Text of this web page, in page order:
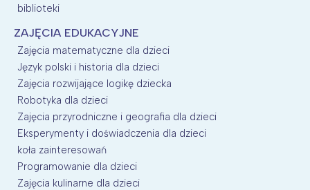
biblioteki
ZAJĘCIA EDUKACYJNE
Zajęcia matematyczne dla dzieci
Język polski i historia dla dzieci
Zajęcia rozwijające logikę dziecka
Robotyka dla dzieci
Zajęcia przyrodniczne i geografia dla dzieci
Eksperymenty i doświadczenia dla dzieci
koła zainteresowań
Programowanie dla dzieci
Zajęcia kulinarne dla dzieci